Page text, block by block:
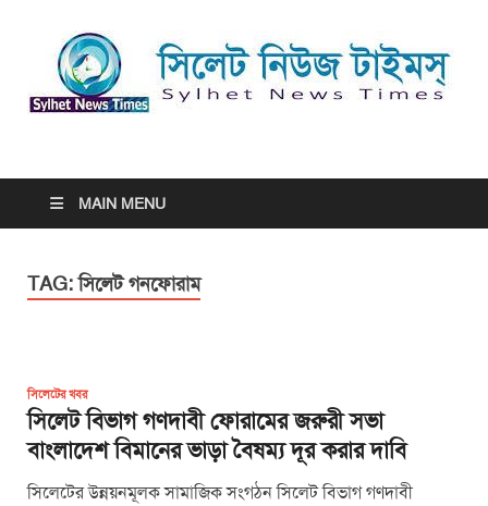
সিলেট নিউজ টাইমস্ | Sylhet
News Times
MAIN MENU
TAG:সিলেট গনফোরাম
সিলেটের খবর
সিলেট বিভাগ গণদাবী ফোরামের জরুরী সভা
বাংলাদেশ বিমানের ভাড়া বৈষম্য দূর করার দাবি
সিলেটের উন্নয়নমূলক সামাজিক সংগঠন সিলেট বিভাগ গণদাবী